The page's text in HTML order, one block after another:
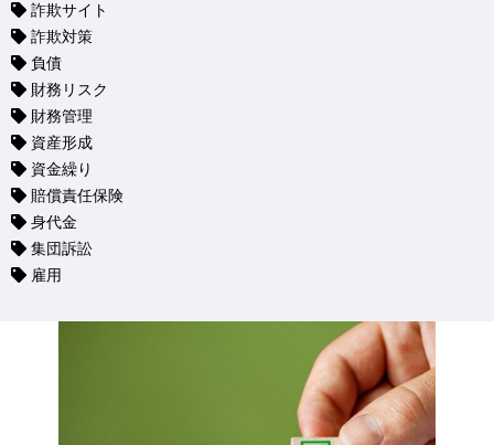
詐欺サイト
詐欺対策
負債
財務リスク
財務管理
資産形成
資金繰り
賠償責任保険
身代金
集団訴訟
雇用